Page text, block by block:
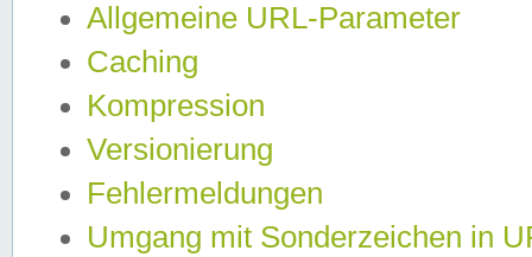
Allgemeine URL-Parameter
Caching
Kompression
Versionierung
Fehlermeldungen
Umgang mit Sonderzeichen in